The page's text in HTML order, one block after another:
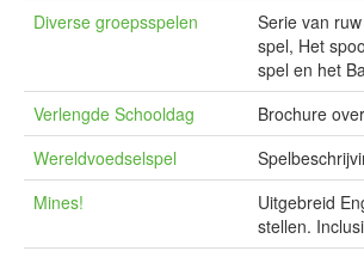
Diverse groepsspelen
Serie van
spel, Het
spel en het
Verlengde Schooldag
Brochure
Wereldvoedselspel
Mines!
Uitgebreid
stellen.